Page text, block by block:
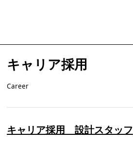
キャリア採用
Career
キャリア採用 設計スタッフ